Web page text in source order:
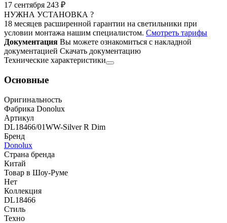
17 сентября 243 ₽
НУЖНА УСТАНОВКА ?
18 месяцев расширенной гарантии на светильники при
условии монтажа нашим специалистом. Смотреть тарифы
Документация Вы можете ознакомиться с накладной
документацией Скачать документацию
Технические характеристики
Основные
Оригинальность
Фабрика Donolux
Артикул
DL18466/01WW-Silver R Dim
Бренд
Donolux
Страна бренда
Китай
Товар в Шоу-Руме
Нет
Коллекция
DL18466
Стиль
Техно